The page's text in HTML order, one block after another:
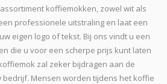
koffiemokken, zowel wit als
professionele uitstraling en laat een
eigen logo of tekst. Bij ons vindt u een
die u voor een scherpe prijs kunt laten
zal zeker bijdragen aan de
Mensen worden tijdens het koffie